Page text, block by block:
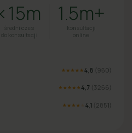
<15m
średni czas
do konsultacji
1.5m+
konsultacji
online
★★★★★ 4,8 (960
★★★★★ 4,7 (3266
★★★★ 4,1 (2851